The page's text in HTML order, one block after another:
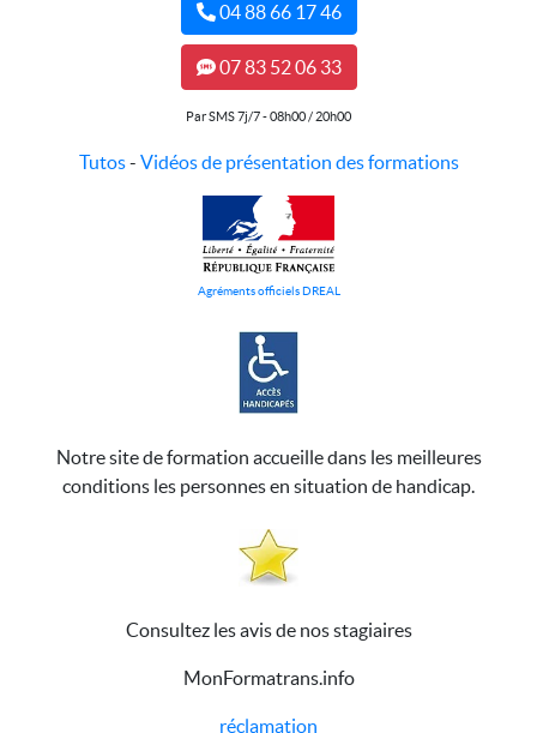
04 88 66 17 46
07 83 52 06 33
Par SMS 7j/7 - 08h00 / 20h00
Tutos- Vidéos de présentation des formations
Agréments officiels DREAL
Notre site de formation accueille dans les meilleures
conditions les personnes en situation de handicap.
Consultez les avis de nos stagiaires
MonFormatrans.info
réclamation